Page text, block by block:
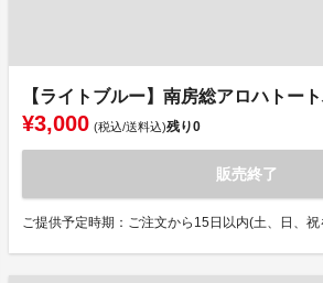
【ライトブルー】南房総アロハトー
¥3,000 (税込/送料込)残り0
販売終了
ご提供予定時期：ご注文から15日以内(土、日、祝